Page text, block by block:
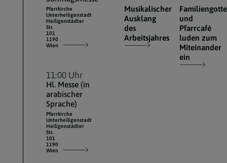
Musikalischer
Ausklang
des
Arbeitsjahres
und
Pfarrcafé
luden zum
Miteinander
ein
Pfarrkirche
Unterheiligenstadt
Heiligenstädter
Str.
101
1190
Wien
11:00 Uhr
Hl. Messe (in
arabischer
Sprache)
Pfarrkirche
Unterheiligenstadt
Heiligenstädter
Str.
101
1190
Wien